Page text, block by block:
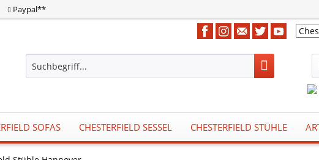
Paypal**
SOFAS CHESTERFIELD SESSEL CHESTERFIELD STÜHLE